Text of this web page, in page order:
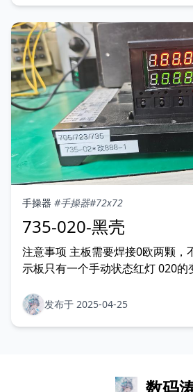
手操器 #手操器#72x72
735-020-黑壳
注意事项 主板需要焊接0欧两颗，
示板只有一个手动状态红灯 020的
入888，把进去的第一个参数SFd改
发布于 2025-04-25